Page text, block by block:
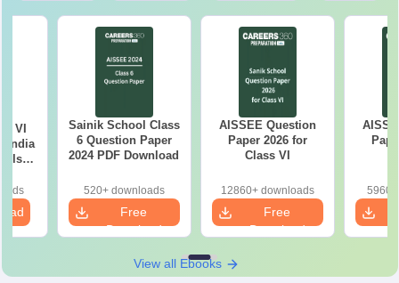
VI
India
Sainik School Class
6 Question Paper
2024 PDF Download
520+ downloads
Free
Download
AISSEE Question
Paper 2026 for
Class VI
12860+ downloads
Free
Download
View all Ebooks